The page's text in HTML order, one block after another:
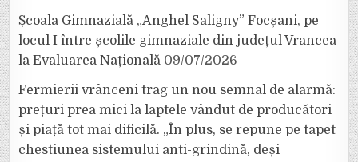
Școala Gimnazială „Anghel Saligny” Focșani, pe
locul I între școlile gimnaziale din județul Vrancea
la Evaluarea Națională 09/07/2026
Fermierii vrânceni trag un nou semnal de alarmă:
prețuri prea mici la laptele vândut de producători
și piață tot mai dificilă. „În plus, se repune pe tapet
chestiunea sistemului anti-grindină, deși